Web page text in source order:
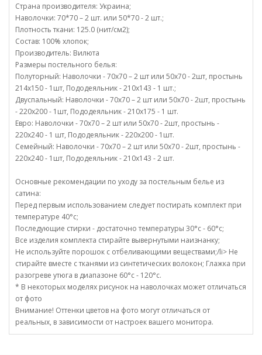
Страна производителя: Украина;
Наволочки: 70*70 – 2 шт. или 50*70 - 2 шт.;
Плотность ткани: 125.0 (нит/см2);
Состав: 100% хлопок;
Производитель: Вилюта
Размеры постельного белья:
Полуторный: Наволочки - 70х70 – 2 шт или 50х70 - 2шт, простынь
214х150 - 1шт, Пододеяльник - 210х143 - 1 шт.;
Двуспальный: Наволочки - 70х70 – 2 шт или 50х70 - 2шт, простынь
- 220х200 - 1шт, Пододеяльник - 210х175 - 1 шт.
Евро: Наволочки - 70х70 – 2 шт или 50х70 - 2шт, простынь -
220х240 - 1 шт, Пододеяльник - 220х200 - 1шт.
Семейный: Наволочки - 70х70 – 2 шт или 50х70 - 2шт, простынь -
220х240 - 1шт, Пододеяльник - 210х143 - 2 шт.
Основные рекомендации по уходу за постельным белье из
сатина:
Перед первым использованием следует постирать комплект при
температуре 40°c;
Последующие стирки - достаточно температуры 30°c - 60°c;
Все изделия комплекта стирайте вывернутыми наизнанку;
Не используйте порошок с отбеливающими веществами;/li> Не
стирайте вместе с тканями из синтетических волокон; Глажка при
разогреве утюга в диапазоне 60°c - 120°c.
* В некоторых моделях рисунок на наволочках может отличаться
от фото
Внимание! Оттенки цветов на фото могут отличаться от
реальных, в зависимости от настроек вашего монитора.